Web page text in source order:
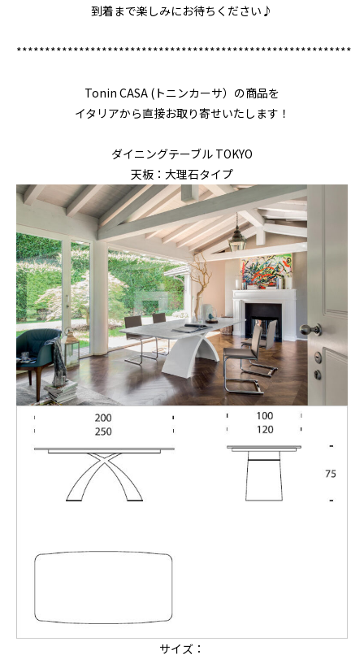
到着まで楽しみにお待ちください♪
***********************************************************
Tonin CASA (トニンカーサ）の商品を
イタリアから直接お取り寄せいたします！
ダイニングテーブル TOKYO
天板：大理石タイプ
サイズ：